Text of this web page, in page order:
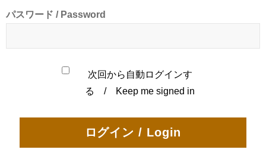
パスワード / Password
次回から自動ログインす
る / Keep me signed in